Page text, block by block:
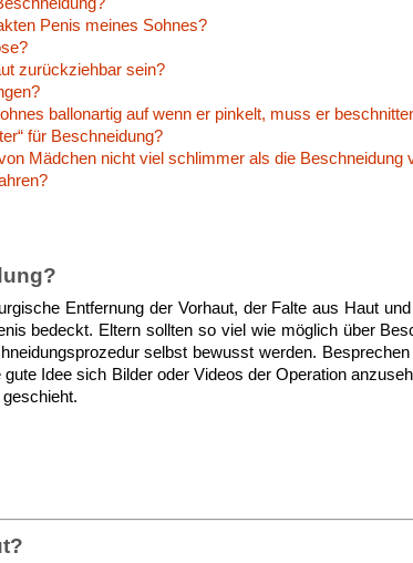
Penis meines Sohnes?
zurückziehbar sein?
ballonartig auf wenn er pinkelt, muss er
für Beschneidung?
Mädchen nicht viel schlimmer als die Beschneidung
Entfernung der Vorhaut, der Falte aus Haut
bedeckt. Eltern sollten so viel wie möglich über
selbst bewusst werden.
Idee sich Bilder oder Videos der Operation